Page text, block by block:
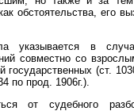
обстоятельства, его
указывается в
совместно со
государственных (ст.
по прод. 1906г.).
от судебного